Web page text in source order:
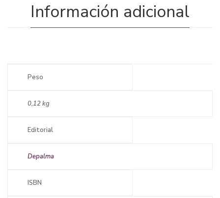
Información adicional
Peso
0,12 kg
Editorial
Depalma
ISBN